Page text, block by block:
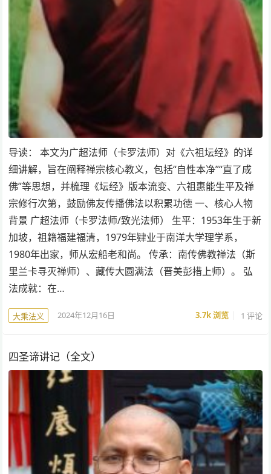
导读： 本文为广超法师（卡罗法师）对《六祖坛经》的详
细讲解，旨在阐释禅宗核心教义，包括“自性本净”“直了成
佛”等思想，并梳理《坛经》版本流变、六祖惠能生平及禅
宗修行次第，鼓励佛友传播佛法以积累功德 一、核心人物
背景 广超法师（卡罗法师/致光法师） 生平：1953年生于新
加坡，祖籍福建福清，1979年肄业于南洋大学理学系，
1980年出家，师从宏船老和尚。 传承：南传佛教禅法（斯
里兰卡寻灭禅师）、藏传大圆满法（晋美彭措上师）。 弘
法成就：在…
大乘法义 2024年12月16日 3.7k浏览 1 评论
四圣谛讲记（全文）